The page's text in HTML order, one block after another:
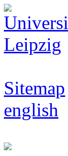
Sitemap
english